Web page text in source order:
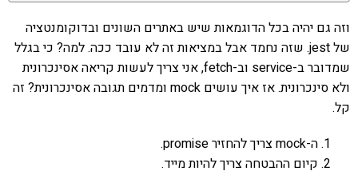
וזה גם יהיה בכל הדוגמאות שיש באתרים השונים ובדוקומנטציה
של jest. שזה נחמד אבל במציאות זה לא עובד ככה. למה? כי בגלל
שמדובר ב-service וב-fetch, אני צריך לעשות קריאה אסינכרונית
ולא סינכרונית. אז איך עושים mock ומדמים תגובה אסינכרונית? זה
קל.
ה-mock צריך להחזיר promise.
קיום ההבטחה צריך להיות מייד.